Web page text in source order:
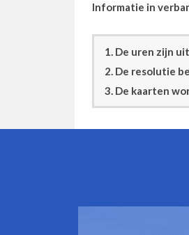
Informatie in
1. De uren zijn
2. De resolutie
3. De kaarten